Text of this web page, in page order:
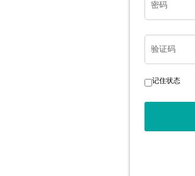
密码
验证码
记住状态